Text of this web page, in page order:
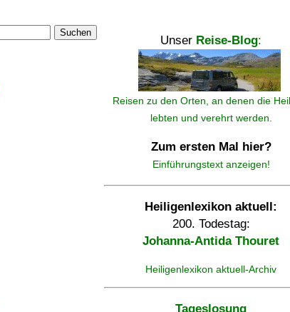
Suchen
Unser Reise-Blog:
Reisen zu den Orten, an denen die
lebten und verehrt werden.
Zum ersten Mal hier?
Einführungstext anzeigen!
Heiligenlexikon aktuell:
200. Todestag:
Johanna-Antida Thouret
Heiligenlexikon aktuell-Archiv
Tageslosung